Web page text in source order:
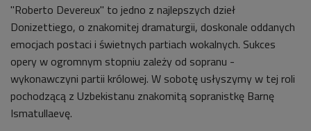
"Roberto Devereux" to jedno z najlepszych dzieł
Donizettiego, o znakomitej dramaturgii, doskonale oddanych
emocjach postaci i świetnych partiach wokalnych. Sukces
opery w ogromnym stopniu zależy od sopranu -
wykonawczyni partii królowej. W sobotę usłyszymy w tej roli
pochodzącą z Uzbekistanu znakomitą sopranistkę Barnę
Ismatullaevę.